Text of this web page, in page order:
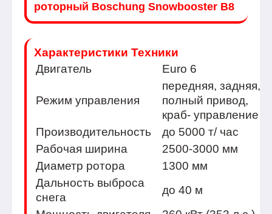
роторный Boschung Snowbooster B8
Характеристики Техники
Двигатель
Euro 6
Режим управления
передняя, задняя,
полный привод,
краб- управление
Производительность
до 5000 т/ час
Рабочая ширина
2500-3000 мм
Диаметр ротора
1300 мм
Дальность выброса
снега
до 40 м